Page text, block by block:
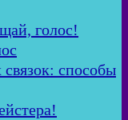
голос!
способы